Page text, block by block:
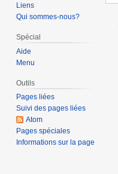
Liens
Qui sommes-nous?
Spécial
Aide
Menu
Outils
Pages liées
Suivi des pages liées
Atom
Pages spéciales
Informations sur la page